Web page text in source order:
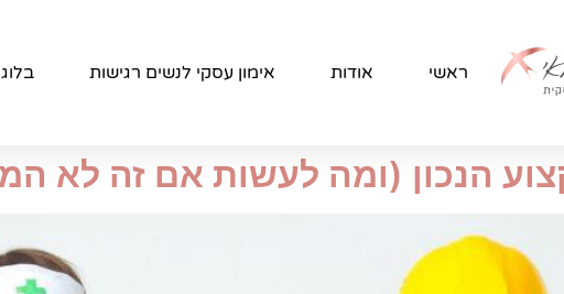
ראשי אודות אימון עסקי לנשים רגישות בלוג